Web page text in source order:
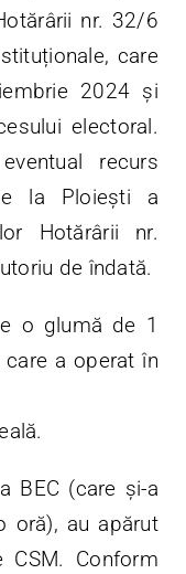
nr. 32/6
care
2024 și
electoral.
recurs
la Ploiești a
Hotărârii nr.
de îndată.
o glumă de 1
care a operat în
BEC (care și-a
oră), au apărut
Conform